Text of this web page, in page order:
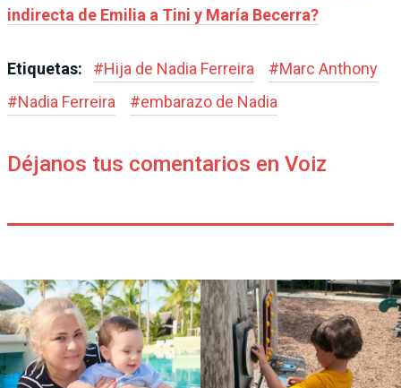
indirecta de Emilia a Tini y María Becerra?
Etiquetas: #Hija de Nadia Ferreira #Marc Anthony
#Nadia Ferreira #embarazo de Nadia
Déjanos tus comentarios en Voiz